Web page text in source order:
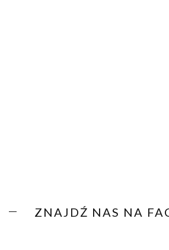
ZNAJDŹ NAS NA